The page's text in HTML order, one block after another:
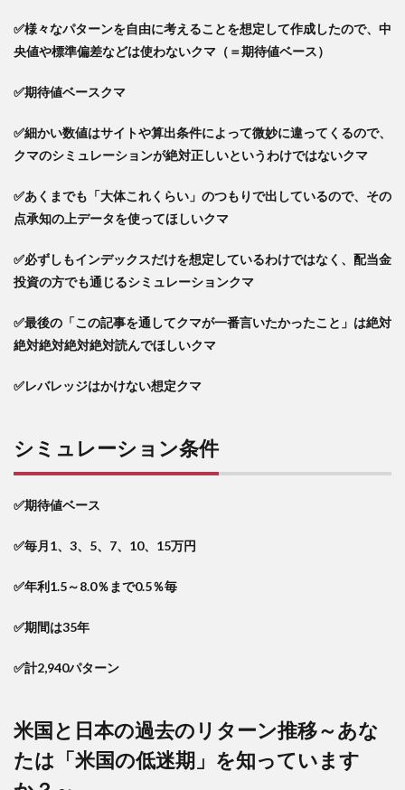
資を
も意
い」
か？
3万
円を
＆運
用し
た
6
毎月
円を
た
ら？
毎月
円を
積立
用し
ら？
毎月
立＆
運用
した
ら？
✅様々なパターンを自由に考えることを想定して作成したので、中
央値や標準偏差などは使わないクマ（＝期待値ベース）
✅期待値ベースクマ
✅細かい数値はサイトや算出条件によって微妙に違ってくるので、
クマのシミュレーションが絶対正しいというわけではないクマ
✅あくまでも「大体これくらい」のつもりで出しているので、その
点承知の上データを使ってほしいクマ
✅必ずしもインデックスだけを想定しているわけではなく、配当金
投資の方でも通じるシミュレーションクマ
✅最後の「この記事を通してクマが一番言いたかったこと」は絶対
絶対絶対絶対絶対読んでほしいクマ
✅レバレッジはかけない想定クマ
シミュレーション条件
✅期待値ベース
✅毎月1、3、5、7、10、15万円
✅年利1.5～8.0％まで0.5％毎
✅期間は35年
✅計2,940パターン
米国と日本の過去のリターン推移～あな
たは「米国の低迷期」を知っています